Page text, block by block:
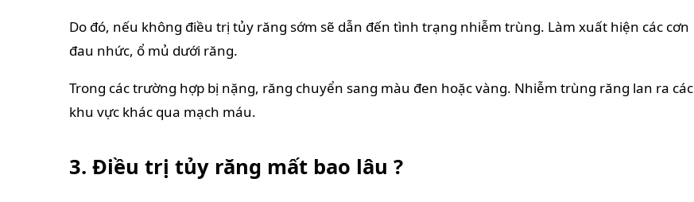
Do đó, nếu không điều trị tủy răng sớm sẽ dẫn đến tình trạng nhiễm trùng. Làm xuất hiện các cơn
đau nhức, ổ mủ dưới răng.
Trong các trường hợp bị nặng, răng chuyển sang màu đen hoặc vàng. Nhiễm trùng răng lan ra các
khu vực khác qua mạch máu.
3. Điều trị tủy răng mất bao lâu ?